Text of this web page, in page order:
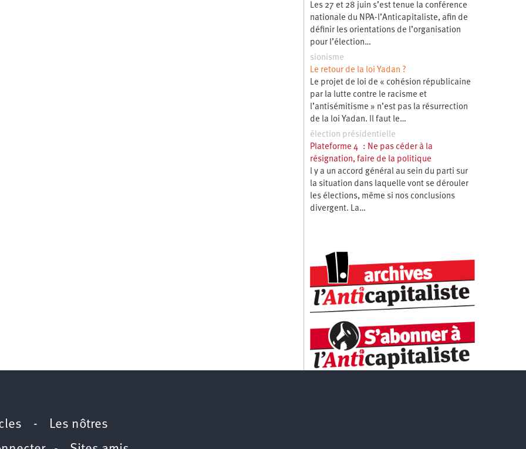
Les 27 et 28 juin s’est tenue la conférence
nationale du NPA-l’Anticapitaliste, afin de
définir les orientations de l’organisation
pour l’élection…
sionisme
Le retour de la loi Yadan ?
Le projet de loi de « cohésion républicaine
par la lutte contre le racisme et
l’antisémitisme » n’est pas la résurrection
de la loi Yadan. Il faut le…
élection présidentielle
Plateforme 4 : Ne pas céder à la
résignation, faire de la politique
l y a un accord général au sein du parti sur
la situation dans laquelle vont se dérouler
les élections, même si nos conclusions
divergent. La…
- Les nôtres